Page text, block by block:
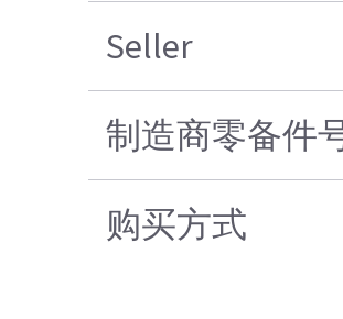
Seller
制造商零备件
购买方式